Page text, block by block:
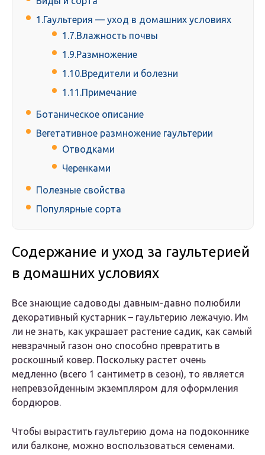
1.Гаультерия — уход в домашних условиях
1.7.Влажность почвы
1.9.Размножение
1.10.Вредители и болезни
1.11.Примечание
Ботаническое описание
Вегетативное размножение гаультерии
Отводками
Черенками
Полезные свойства
Популярные сорта
Содержание и уход за гаультерией
в домашних условиях
Все знающие садоводы давным-давно полюбили
декоративный кустарник – гаультерию лежачую. Им
ли не знать, как украшает растение садик, как самый
невзрачный газон оно способно превратить в
роскошный ковер. Поскольку растет очень
медленно (всего 1 сантиметр в сезон), то является
непревзойденным экземпляром для оформления
бордюров.
Чтобы вырастить гаультерию дома на подоконнике
или балконе, можно воспользоваться семенами.